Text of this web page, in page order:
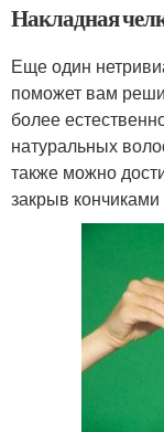
Накладная
Еще один
поможет вам
более
натуральных
также можно
закрыв